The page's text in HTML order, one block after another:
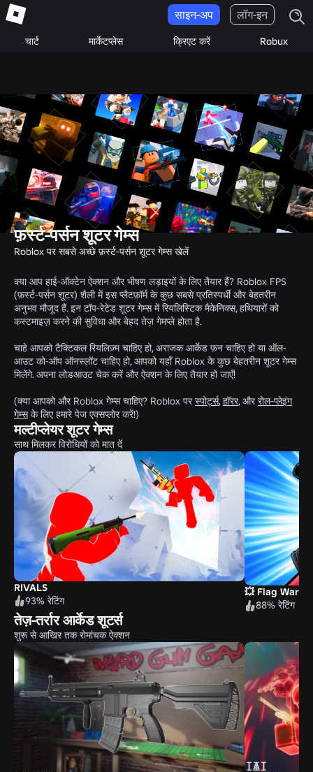
चार्ट मार्केटप्लेस क्रिएट करें Robux
साइन-अप लॉग-इन
फ़र्स्ट-पर्सन शूटर गेम्स
Roblox पर सबसे अच्छे फ़र्स्ट-पर्सन शूटर गेम्स खेलें
क्या आप हाई-ऑक्टेन ऐक्शन और भीषण लड़ाइयों के लिए तैयार हैं? Roblox FPS
(फ़र्स्ट-पर्सन शूटर) शैली में इस प्लैटफ़ॉर्म के कुछ सबसे प्रतिस्पर्धी और बेहतरीन
अनुभव मौजूद हैं. इन टॉप-रेटेड शूटर गेम्स में रियलिस्टिक मैकेनिक्स, हथियारों को
कस्टमाइज़ करने की सुविधा और बेहद तेज़ गेमप्ले होता है.
चाहे आपको टैक्टिकल रियलिज़्म चाहिए हो, अराजक आर्केड फ़न चाहिए हो या ऑल-
आउट को-ऑप ऑनस्लॉट चाहिए हो, आपको यहाँ Roblox के कुछ बेहतरीन शूटर गेम्स
मिलेंगे. अपना लोडआउट चेक करें और ऐक्शन के लिए तैयार हो जाएँ!
(क्या आपको और Roblox गेम्स चाहिए? Roblox परस्पोर्ट्स,हॉरर, औररोल-प्लेइंग
गेम्सके लिए हमारे पेज एक्सप्लोर करें!)
मल्टीप्लेयर शूटर गेम्स
साथ मिलकर विरोधियों को मात दें
RIVALS
93% रेटिंग
💥 Flag Wars!
88% रेटिंग
तेज़-तर्रार आर्केड शूटर्स
शुरू से आखिर तक रोमांचक ऐक्शन